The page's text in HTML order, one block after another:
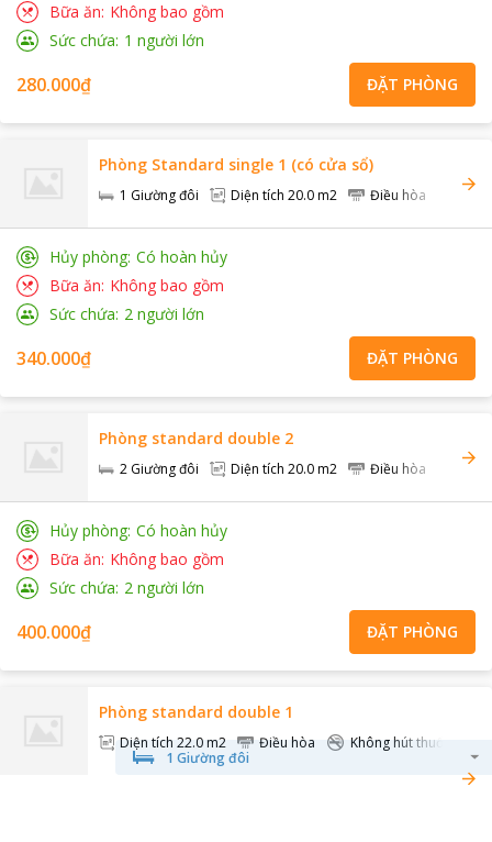
Bữa ăn Không bao gồm
Sức chứa 1 người lớn
280.000₫ ĐẶT PHÒNG
Phòng Standard single 1 (có cửa sổ)
1 Giường đôi Diện tích 20.0 m2 Điều hòa
Hủy phòng Có hoàn hủy
Bữa ăn Không bao gồm
Sức chứa 2 người lớn
340.000₫ ĐẶT PHÒNG
Phòng standard double 2
2 Giường đôi Diện tích 20.0 m2 Điều hòa
Hủy phòng Có hoàn hủy
Bữa ăn Không bao gồm
Sức chứa 2 người lớn
400.000₫ ĐẶT PHÒNG
Phòng standard double 1
Diện tích 22.0 m2 Điều hòa Không hút thuốc
1 Giường đôi